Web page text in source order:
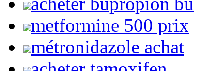
metformine 500 prix
métronidazole achat